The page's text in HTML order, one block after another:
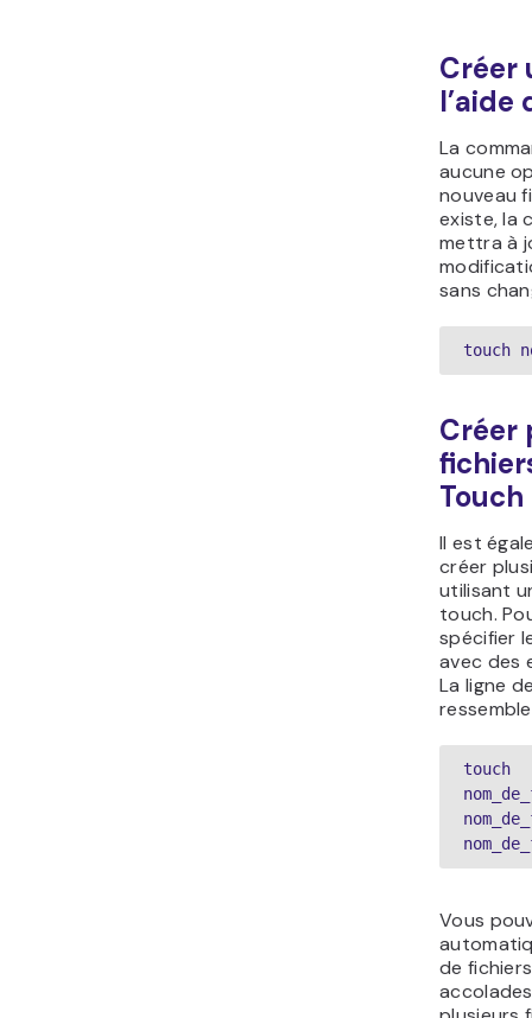
Créer
l’aide
La
aucune
nouveau
existe, la
mettra à
sans
touch
Créer
Touch
Il est
créer
utilisant
touch.
spécifier
avec des
La ligne
touch
Vous
de